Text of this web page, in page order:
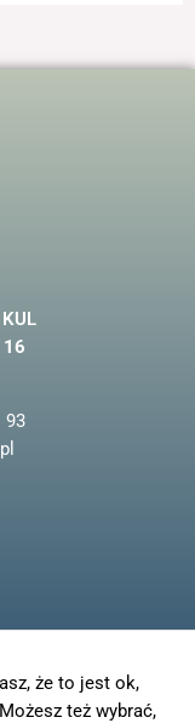
16
93
że to jest ok,
też wybrać,